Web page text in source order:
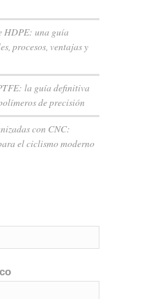
HDPE: una guía
procesos, ventajas y
la guía definitiva
de precisión
con CNC:
el ciclismo moderno